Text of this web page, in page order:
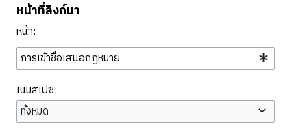
หน้าที่ลิงก์มา
หน้า:
เนมสเปซ:
ทั้งหมด